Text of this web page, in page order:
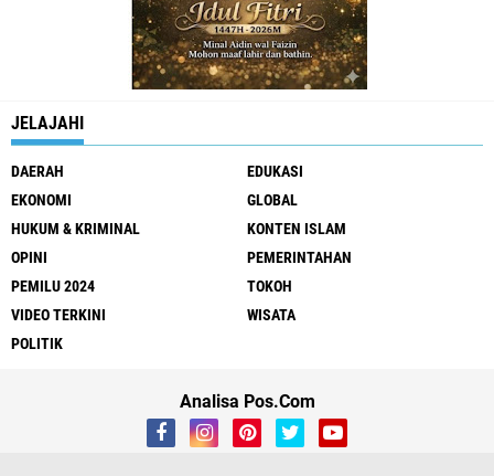
JELAJAHI
DAERAH
EDUKASI
EKONOMI
GLOBAL
HUKUM & KRIMINAL
KONTEN ISLAM
OPINI
PEMERINTAHAN
PEMILU 2024
TOKOH
VIDEO TERKINI
WISATA
POLITIK
Analisa Pos.Com